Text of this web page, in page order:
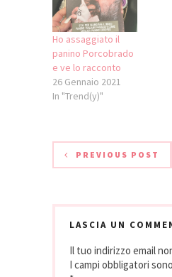
Ho assaggiato il
panino Porcobrado
e ve lo racconto
26 Gennaio 2021
In "Trend(y)"
PREVIOUS POST
LASCIA UN
Il tuo indirizzo email
I campi obbligatori